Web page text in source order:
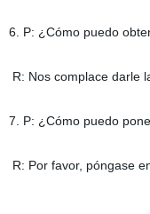
6. P: ¿Cómo puedo
R: Nos complace darle
7. P: ¿Cómo puedo
R: Por favor, póngase